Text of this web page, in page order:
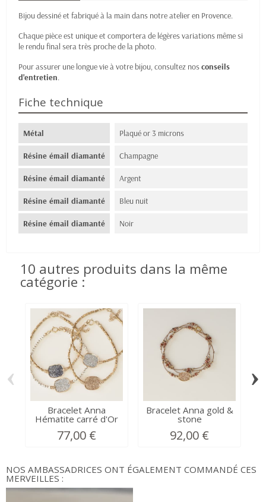
Bijou dessiné et fabriqué à la main dans notre atelier en Provence.
Chaque pièce est unique et comportera de légères variations même si
le rendu final sera très proche de la photo.
Pour assurer une longue vie à votre bijou, consultez nosconseils
d'entretien.
Fiche technique
Métal Plaqué or 3 microns
Résine émail diamanté Champagne
Résine émail diamanté Argent
Résine émail diamanté Bleu nuit
Résine émail diamanté Noir
10 autres produits dans la même
catégorie :
Bracelet Anna
Hématite carré d'Or
77,00 €
Bracelet Anna gold &
stone
92,00 €
‹ ›
NOS AMBASSADRICES ONT ÉGALEMENT COMMANDÉ CES
MERVEILLES :